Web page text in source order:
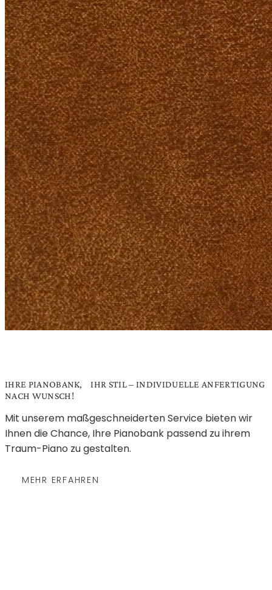
IHRE PIANOBANK, IHR STIL – INDIVIDUELLE ANFERTIGUNG
NACH WUNSCH!
Mit unserem maßgeschneiderten Service bieten wir
Ihnen die Chance, Ihre Pianobank passend zu ihrem
Traum-Piano zu gestalten.
MEHR ERFAHREN